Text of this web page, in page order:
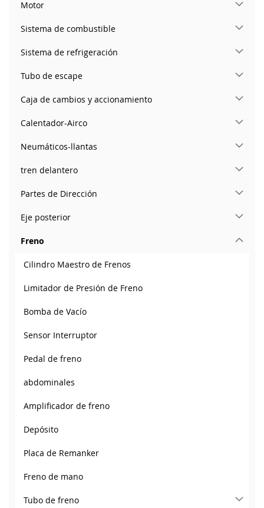
Motor
Sistema de combustible
Sistema de refrigeración
Tubo de escape
Caja de cambios y accionamiento
Calentador-Airco
Neumáticos-llantas
tren delantero
Partes de Dirección
Eje posterior
Freno
Cilindro Maestro de Frenos
Limitador de Presión de Freno
Bomba de Vacío
Sensor Interruptor
Pedal de freno
abdominales
Amplificador de freno
Depósito
Placa de Remanker
Freno de mano
Tubo de freno